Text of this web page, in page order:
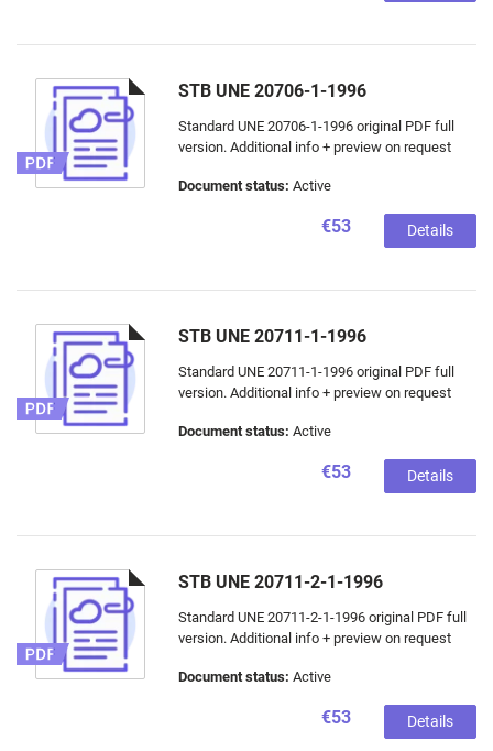
STB UNE 20706-1-1996
Standard UNE 20706-1-1996 original PDF full
version. Additional info + preview on request
Document status: Active
€53 Details
STB UNE 20711-1-1996
Standard UNE 20711-1-1996 original PDF full
version. Additional info + preview on request
Document status: Active
€53 Details
STB UNE 20711-2-1-1996
Standard UNE 20711-2-1-1996 original PDF full
version. Additional info + preview on request
Document status: Active
€53 Details